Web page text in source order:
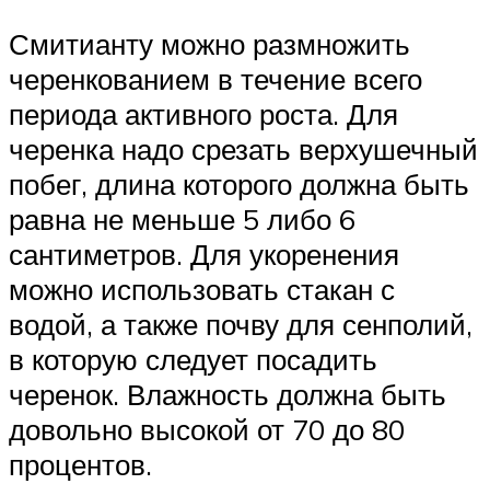
Смитианту можно размножить
черенкованием в течение всего
периода активного роста. Для
черенка надо срезать верхушечный
побег, длина которого должна быть
равна не меньше 5 либо 6
сантиметров. Для укоренения
можно использовать стакан с
водой, а также почву для сенполий,
в которую следует посадить
черенок. Влажность должна быть
довольно высокой от 70 до 80
процентов.